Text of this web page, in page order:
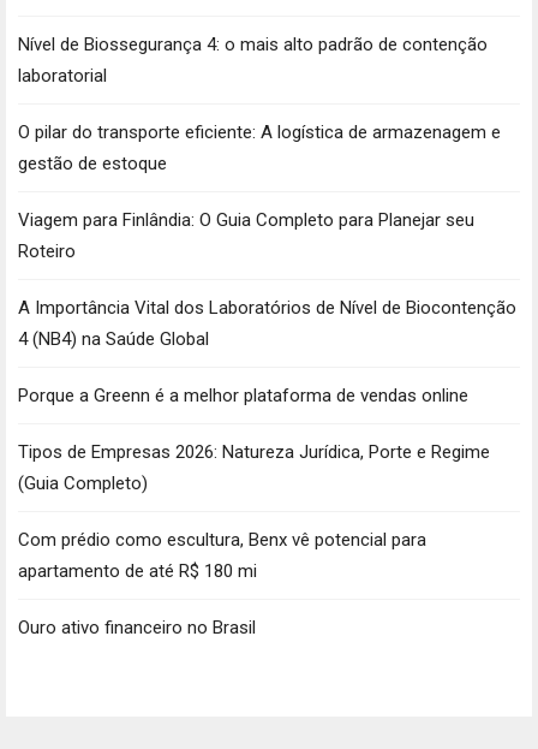
Nível de Biossegurança 4: o mais alto padrão de contenção
laboratorial
O pilar do transporte eficiente: A logística de armazenagem e
gestão de estoque
Viagem para Finlândia: O Guia Completo para Planejar seu
Roteiro
A Importância Vital dos Laboratórios de Nível de Biocontenção
4 (NB4) na Saúde Global
Porque a Greenn é a melhor plataforma de vendas online
Tipos de Empresas 2026: Natureza Jurídica, Porte e Regime
(Guia Completo)
Com prédio como escultura, Benx vê potencial para
apartamento de até R$ 180 mi
Ouro ativo financeiro no Brasil